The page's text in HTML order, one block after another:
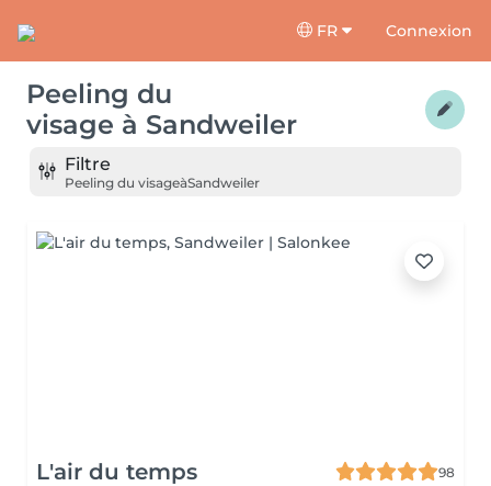
FR Connexion
Peeling du
visage à Sandweiler
Filtre
Peeling du visageàSandweiler
L'air du temps
98